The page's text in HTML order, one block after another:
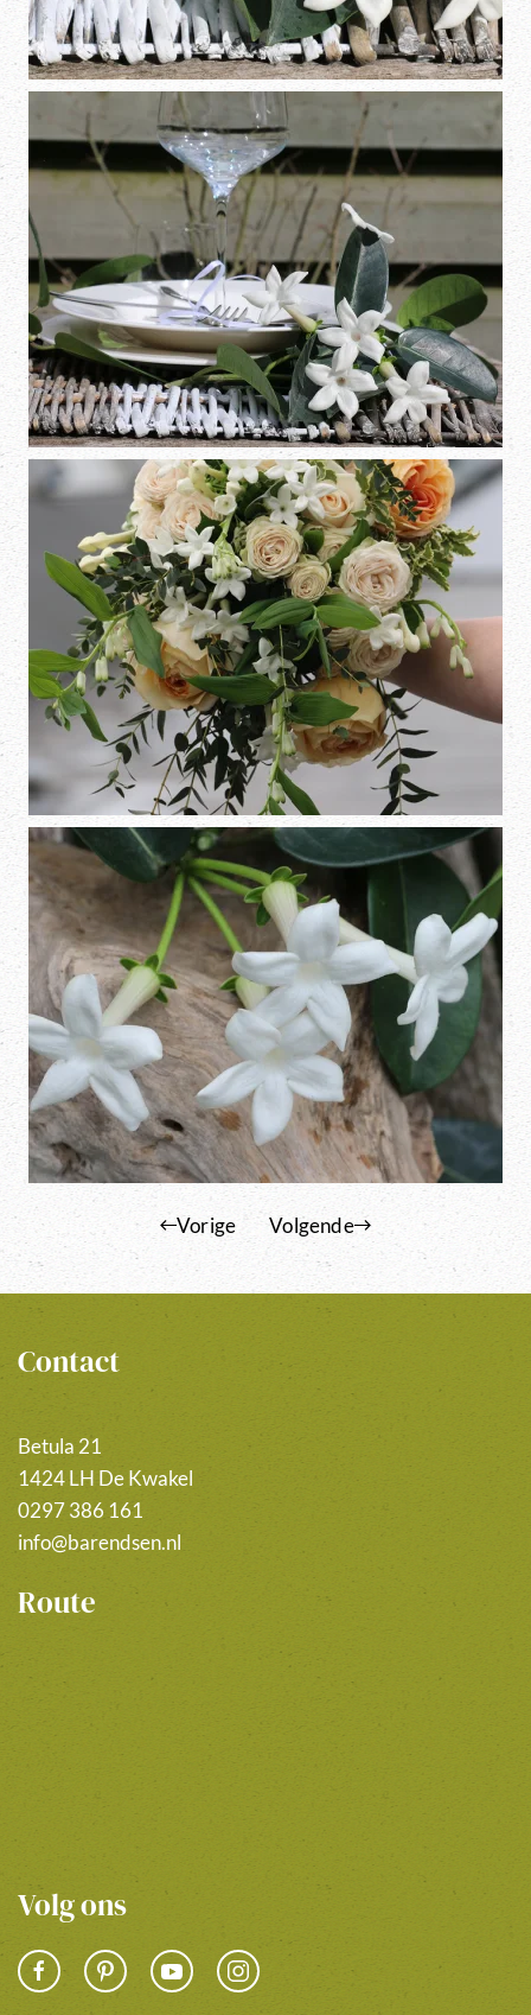
Vorige Volgende
Contact
Betula 21
1424 LH De Kwakel
0297 386 161
info@barendsen.nl
Route
Volg ons